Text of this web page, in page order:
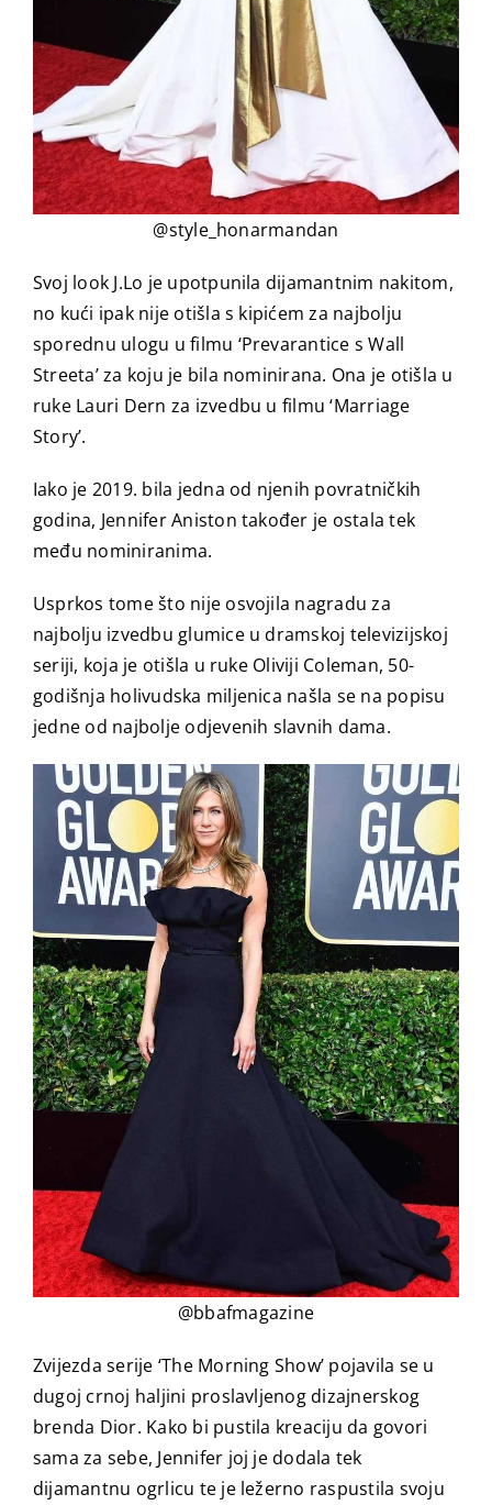
@style_honarmandan
Svoj look J.Lo je upotpunila dijamantnim nakitom,
no kući ipak nije otišla s kipićem za najbolju
sporednu ulogu u filmu ‘Prevarantice s Wall
Streeta’ za koju je bila nominirana. Ona je otišla u
ruke Lauri Dern za izvedbu u filmu ‘Marriage
Story’.
Iako je 2019. bila jedna od njenih povratničkih
godina, Jennifer Aniston također je ostala tek
među nominiranima.
Usprkos tome što nije osvojila nagradu za
najbolju izvedbu glumice u dramskoj televizijskoj
seriji, koja je otišla u ruke Oliviji Coleman, 50-
godišnja holivudska miljenica našla se na popisu
jedne od najbolje odjevenih slavnih dama.
@bbafmagazine
Zvijezda serije ‘The Morning Show’ pojavila se u
dugoj crnoj haljini proslavljenog dizajnerskog
brenda Dior. Kako bi pustila kreaciju da govori
sama za sebe, Jennifer joj je dodala tek
dijamantnu ogrlicu te je ležerno raspustila svoju